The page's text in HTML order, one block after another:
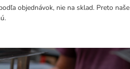
objednávok, nie na sklad. Preto naše